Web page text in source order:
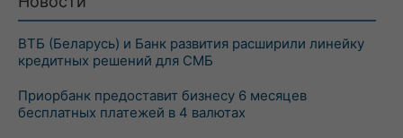
ВТБ (Беларусь) и Банк развития расширили линейку
кредитных решений для СМБ
Приорбанк предоставит бизнесу 6 месяцев
бесплатных платежей в 4 валютах